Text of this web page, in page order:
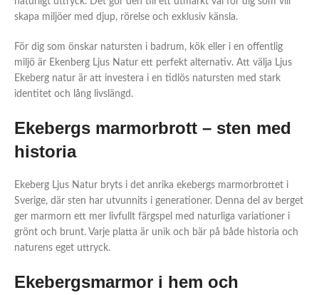
skapa miljöer med djup, rörelse och exklusiv känsla.
För dig som önskar natursten i badrum, kök eller i en offentlig
miljö är Ekenberg Ljus Natur ett perfekt alternativ. Att välja Ljus
Ekeberg natur är att investera i en tidlös natursten med stark
identitet och lång livslängd.
Ekebergs marmorbrott – sten med
historia
Ekeberg Ljus Natur bryts i det anrika ekebergs marmorbrottet i
Sverige, där sten har utvunnits i generationer. Denna del av berget
ger marmorn ett mer livfullt färgspel med naturliga variationer i
grönt och brunt. Varje platta är unik och bär på både historia och
naturens eget uttryck.
Ekebergsmarmor i hem och